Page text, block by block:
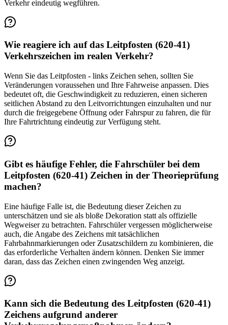
Verkehr eindeutig wegführen.
Wie reagiere ich auf das Leitpfosten (620-41)
Verkehrszeichen im realen Verkehr?
Wenn Sie das Leitpfosten - links Zeichen sehen, sollten Sie
Veränderungen voraussehen und Ihre Fahrweise anpassen. Dies
bedeutet oft, die Geschwindigkeit zu reduzieren, einen sicheren
seitlichen Abstand zu den Leitvorrichtungen einzuhalten und nur
durch die freigegebene Öffnung oder Fahrspur zu fahren, die für
Ihre Fahrtrichtung eindeutig zur Verfügung steht.
Gibt es häufige Fehler, die Fahrschüler bei dem
Leitpfosten (620-41) Zeichen in der Theorieprüfung
machen?
Eine häufige Falle ist, die Bedeutung dieser Zeichen zu
unterschätzen und sie als bloße Dekoration statt als offizielle
Wegweiser zu betrachten. Fahrschüler vergessen möglicherweise
auch, die Angabe des Zeichens mit tatsächlichen
Fahrbahnmarkierungen oder Zusatzschildern zu kombinieren, die
das erforderliche Verhalten ändern können. Denken Sie immer
daran, dass das Zeichen einen zwingenden Weg anzeigt.
Kann sich die Bedeutung des Leitpfosten (620-41)
Zeichens aufgrund anderer